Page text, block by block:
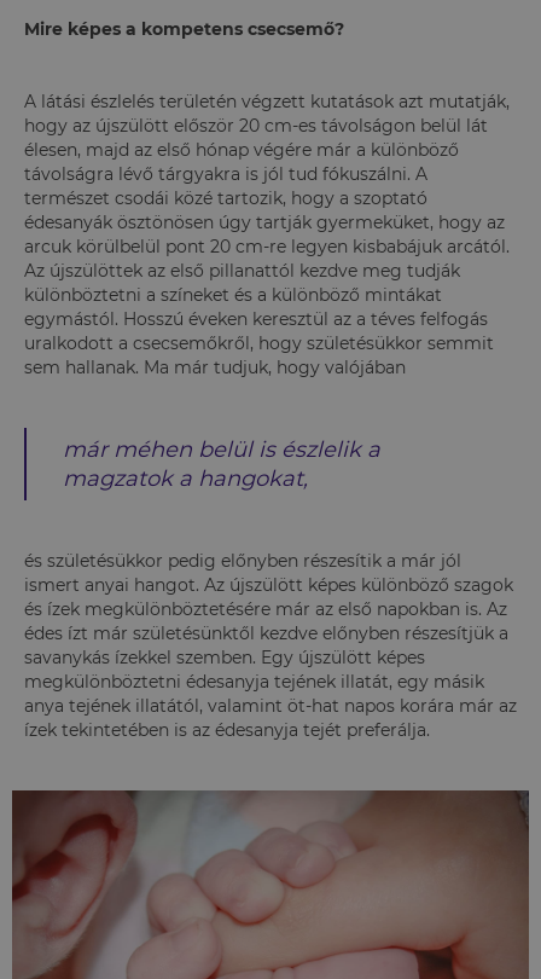
Mire képes a kompetens csecsemő?
A látási észlelés területén végzett kutatások azt mutatják,
hogy az újszülött először 20 cm-es távolságon belül lát
élesen, majd az első hónap végére már a különböző
távolságra lévő tárgyakra is jól tud fókuszálni. A
természet csodái közé tartozik, hogy a szoptató
édesanyák ösztönösen úgy tartják gyermeküket, hogy az
arcuk körülbelül pont 20 cm-re legyen kisbabájuk arcától.
Az újszülöttek az első pillanattól kezdve meg tudják
különböztetni a színeket és a különböző mintákat
egymástól. Hosszú éveken keresztül az a téves felfogás
uralkodott a csecsemőkről, hogy születésükkor semmit
sem hallanak. Ma már tudjuk, hogy valójában
már méhen belül is észlelik a
magzatok a hangokat,
és születésükkor pedig előnyben részesítik a már jól
ismert anyai hangot. Az újszülött képes különböző szagok
és ízek megkülönböztetésére már az első napokban is. Az
édes ízt már születésünktől kezdve előnyben részesítjük a
savanykás ízekkel szemben. Egy újszülött képes
megkülönböztetni édesanyja tejének illatát, egy másik
anya tejének illatától, valamint öt-hat napos korára már az
ízek tekintetében is az édesanyja tejét preferálja.